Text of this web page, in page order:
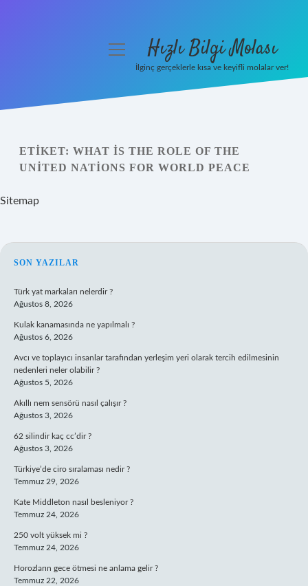
Yasal Uyarı
menüyüHızlı Bilgi Molası
İlginç gerçeklerle kısa ve keyifli molalar ver!
ETIKET: WHAT IS THE ROLE OF THE
UNITED NATIONS FOR WORLD PEACE
Sitemap
SIDEBAR
SON YAZILAR
Türk yat markaları nelerdir ?
Ağustos 8, 2026
Kulak kanamasında ne yapılmalı ?
Ağustos 6, 2026
Avcı ve toplayıcı insanlar tarafından yerleşim yeri olarak tercih edilmesinin
nedenleri neler olabilir ?
Ağustos 5, 2026
Akıllı nem sensörü nasıl çalışır ?
Ağustos 3, 2026
62 silindir kaç cc’dir ?
Ağustos 3, 2026
Türkiye’de ciro sıralaması nedir ?
Temmuz 29, 2026
Kate Middleton nasıl besleniyor ?
Temmuz 24, 2026
250 volt yüksek mi ?
Temmuz 24, 2026
Horozların gece ötmesi ne anlama gelir ?
Temmuz 22, 2026